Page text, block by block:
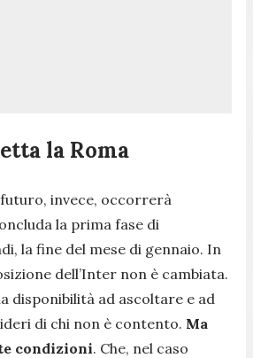
la Roma
invece, occorrerà
la prima fase di
la fine del mese di gennaio. In
dell’Inter non è cambiata.
disponibilità ad ascoltare e ad
di chi non è contento. Ma
condizioni. Che, nel caso